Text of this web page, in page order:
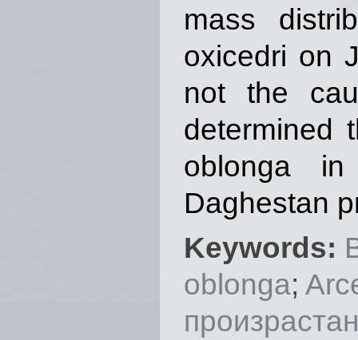
mass
oxicedri on
not the
determined
oblonga
Daghestan
Keywords:
oblonga;